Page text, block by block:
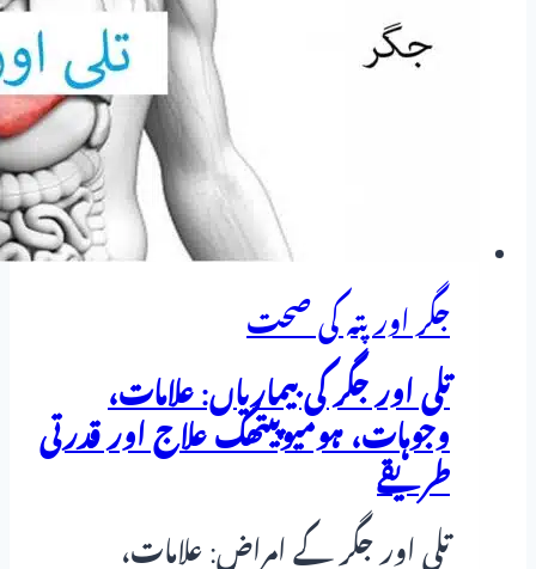
ہومیوپیتھی
علاج
جگر اور پتہ کی صحت
تلی اور جگر کی بیماریاں: علامات،
وجوہات، ہومیوپیتھک علاج اور قدرتی
طریقے
تلی اور جگر کے امراض: علامات،